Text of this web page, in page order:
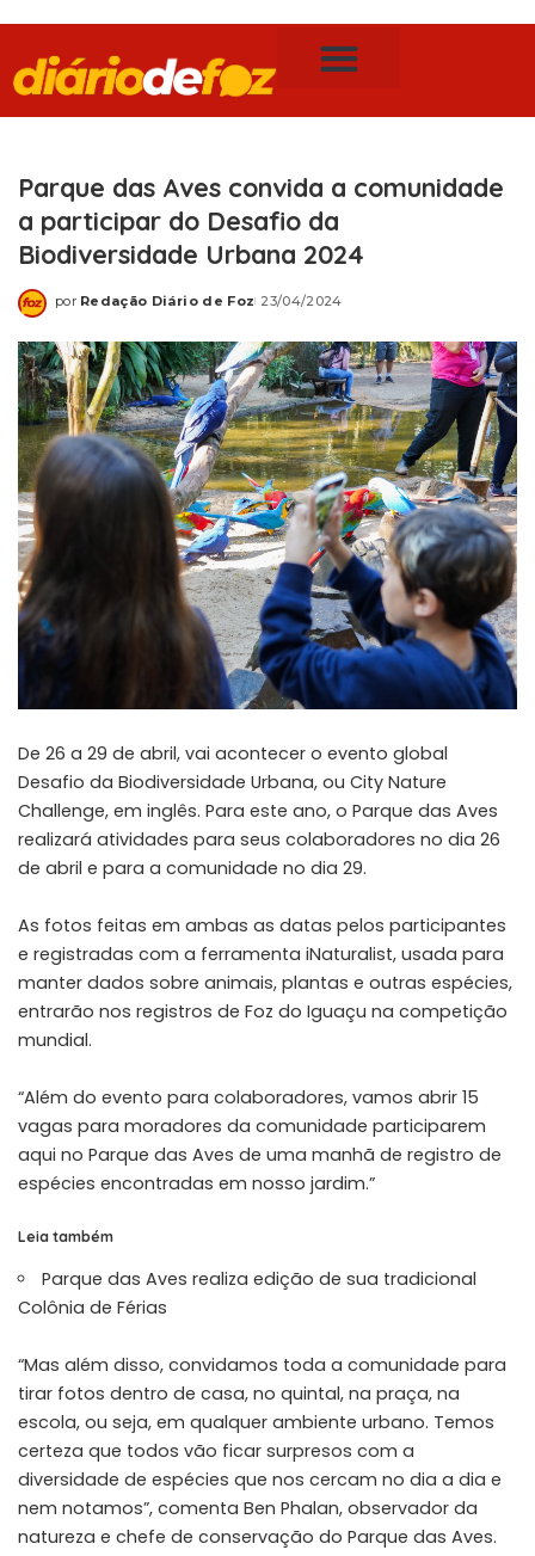
Parque das Aves convida a comunidade
a participar do Desafio da
Biodiversidade Urbana 2024
por Redação Diário de Foz 23/04/2024
De 26 a 29 de abril, vai acontecer o evento global
Desafio da Biodiversidade Urbana, ou City Nature
Challenge, em inglês. Para este ano, o Parque das Aves
realizará atividades para seus colaboradores no dia 26
de abril e para a comunidade no dia 29.
As fotos feitas em ambas as datas pelos participantes
e registradas com a ferramenta iNaturalist, usada para
manter dados sobre animais, plantas e outras espécies,
entrarão nos registros de Foz do Iguaçu na competição
mundial.
“Além do evento para colaboradores, vamos abrir 15
vagas para moradores da comunidade participarem
aqui no Parque das Aves de uma manhã de registro de
espécies encontradas em nosso jardim.”
Leia também
Parque das Aves realiza edição de sua tradicional
Colônia de Férias
“Mas além disso, convidamos toda a comunidade para
tirar fotos dentro de casa, no quintal, na praça, na
escola, ou seja, em qualquer ambiente urbano. Temos
certeza que todos vão ficar surpresos com a
diversidade de espécies que nos cercam no dia a dia e
nem notamos”, comenta Ben Phalan, observador da
natureza e chefe de conservação do Parque das Aves.